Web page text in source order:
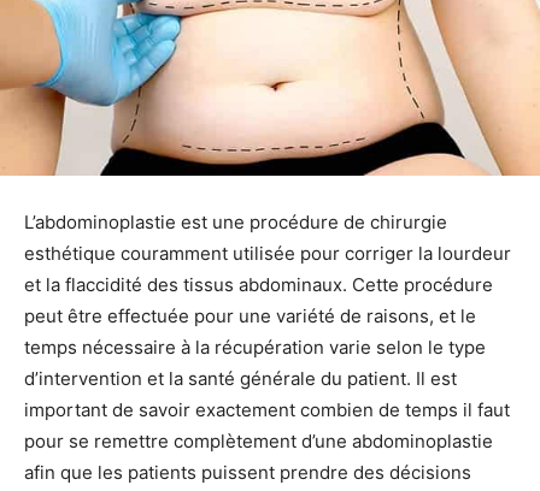
L’abdominoplastie est une procédure de chirurgie
esthétique couramment utilisée pour corriger la lourdeur
et la flaccidité des tissus abdominaux. Cette procédure
peut être effectuée pour une variété de raisons, et le
temps nécessaire à la récupération varie selon le type
d’intervention et la santé générale du patient. Il est
important de savoir exactement combien de temps il faut
pour se remettre complètement d’une abdominoplastie
afin que les patients puissent prendre des décisions